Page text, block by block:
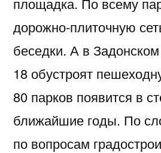
дорожно-плиточную
беседки. А в
18 обустроят
80 парков появится в
ближайшие годы. По
по вопросам